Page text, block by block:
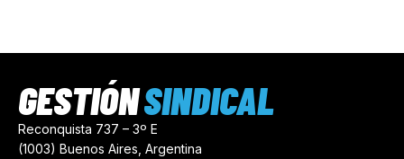
Reconquista 737 – 3º E
(1003) Buenos Aires, Argentina
GESTIÓNSINDICAL